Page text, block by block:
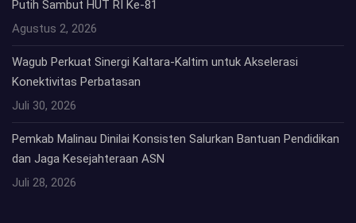
Putih Sambut HUT RI Ke-81
Agustus 2, 2026
Wagub Perkuat Sinergi Kaltara-Kaltim untuk Akselerasi
Konektivitas Perbatasan
Juli 30, 2026
Pemkab Malinau Dinilai Konsisten Salurkan Bantuan Pendidikan
dan Jaga Kesejahteraan ASN
Juli 28, 2026